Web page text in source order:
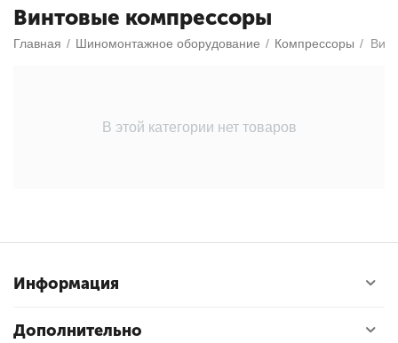
Винтовые компрессоры
Главная / Шиномонтажное оборудование / Компрессоры /
В этой категории нет товаров
Информация
Дополнительно